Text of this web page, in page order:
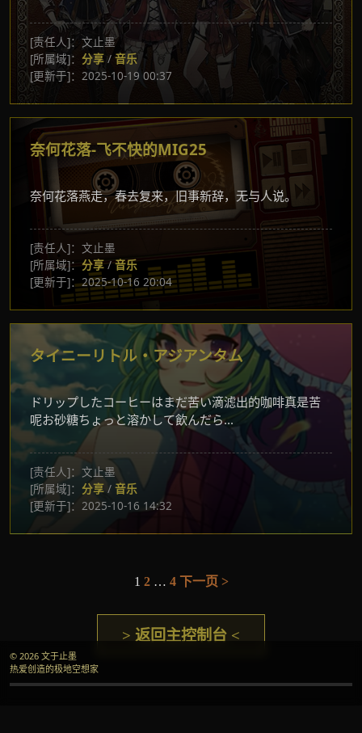
[责任人]：文止墨
[所属域]： 分享 / 音乐
[更新于]：2025-10-19 00:37
奈何花落-飞不快的MIG25
奈何花落燕走，春去复来，旧事新辞，无与人说。
[责任人]：文止墨
[所属域]： 分享/音乐
[更新于]：2025-10-16 20:04
タイニーリトル・アジアンタム
ドリップしたコーヒーはまだ苦い滴滤出的咖啡真是苦
呢お砂糖ちょっと溶かして飲んだら...
[责任人]：文止墨
[所属域]： 分享 / 音乐
[更新于]：2025-10-16 14:32
页
1 2 … 4 下一页 >
> 返回主控制台 <
© 2026 文于止墨
热爱创造的极地空想家